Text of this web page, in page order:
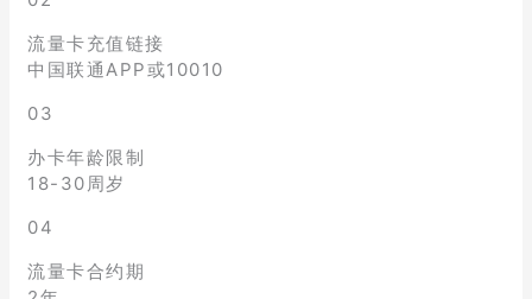
流量卡充值链接
中国联通APP或10010
03
办卡年龄限制
18-30周岁
04
流量卡合约期